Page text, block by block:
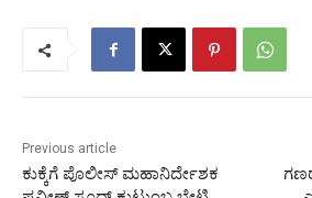
Previous article
ಕುಕ್ಕೆಗೆ ಪೊಲೀಸ್ ಮಹಾನಿರ್ದೇಶಕ